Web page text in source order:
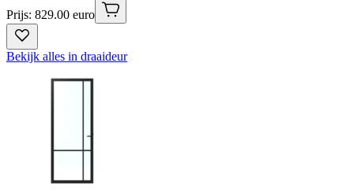
Prijs: 829.00 euro
Bekijk alles in draaideur